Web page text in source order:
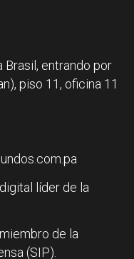
Brasil, entrando por
piso 11, oficina 11
líder de la
de la
(SIP).